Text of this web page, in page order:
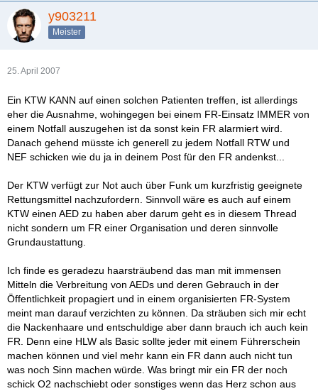
y903211
Meister
25. April 2007
Ein KTW KANN auf einen solchen Patienten treffen, ist allerdings
eher die Ausnahme, wohingegen bei einem FR-Einsatz IMMER von
einem Notfall auszugehen ist da sonst kein FR alarmiert wird.
Danach gehend müsste ich generell zu jedem Notfall RTW und
NEF schicken wie du ja in deinem Post für den FR andenkst...
Der KTW verfügt zur Not auch über Funk um kurzfristig geeignete
Rettungsmittel nachzufordern. Sinnvoll wäre es auch auf einem
KTW einen AED zu haben aber darum geht es in diesem Thread
nicht sondern um FR einer Organisation und deren sinnvolle
Grundaustattung.
Ich finde es geradezu haarsträubend das man mit immensen
Mitteln die Verbreitung von AEDs und deren Gebrauch in der
Öffentlichkeit propagiert und in einem organisierten FR-System
meint man darauf verzichten zu können. Da sträuben sich mir echt
die Nackenhaare und entschuldige aber dann brauch ich auch kein
FR. Denn eine HLW als Basic sollte jeder mit einem Führerschein
machen können und viel mehr kann ein FR dann auch nicht tun
was noch Sinn machen würde. Was bringt mir ein FR der noch
schick O2 nachschiebt oder sonstiges wenn das Herz schon aus